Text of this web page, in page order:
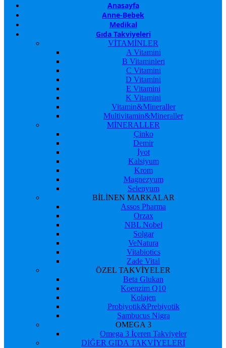
Anasayfa
Anne-Bebek
Medikal
Gıda Takviyeleri
VİTAMİNLER
A Vitamini
B Vitaminleri
C Vitamini
D Vitamini
E Vitamini
K Vitamini
Vitamin&Mineraller
Multivitamin&Mineraller
MİNERALLER
Çinko
Demir
İyot
Kalsiyum
Krom
Magnezyum
Selenyum
BİLİNEN MARKALAR
Assos Pharma
Orzax
NBL Nobel
Solgar
VeNatura
Vitabiotics
Zade Vital
ÖZEL TAKVİYELER
Beta Glukan
Koenzim Q10
Kolajen
Probiyotik&Prebiyotik
Sambucus Nigra
OMEGA 3
Omega 3 İçeren Takviyeler
DİĞER GIDA TAKVİYELERİ